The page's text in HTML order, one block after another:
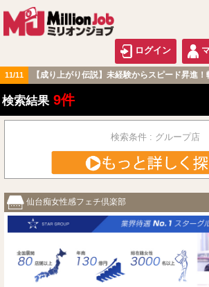
ログイン
11/11 【成り上がり伝説】未経験からスピード昇進！転職を重ねて見つけ
北海道・東北版
検索結果 9件
検索条件 : グループ店
仙台痴女性感フェチ倶楽部